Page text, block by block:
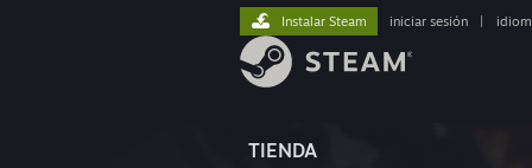
TIENDA
Instalar Steam iniciar sesión